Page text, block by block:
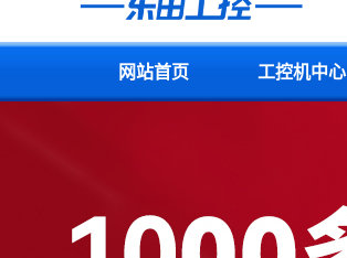
网站首页 工控机中心